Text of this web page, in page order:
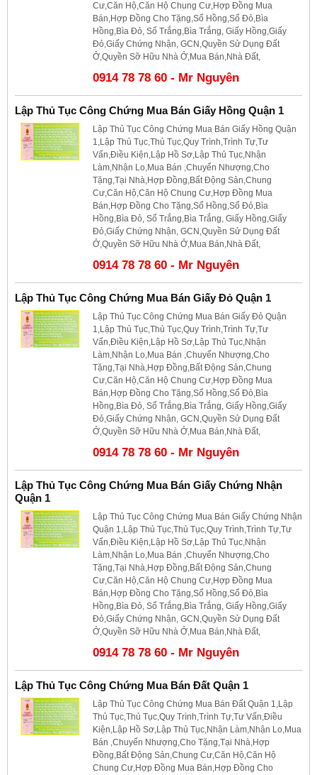
Cư,Căn Hộ,Căn Hộ Chung Cư,Hợp Đồng Mua
Bán,Hợp Đồng Cho Tặng,Sổ Hồng,Sổ Đỏ,Bìa
Hồng,Bìa Đỏ, Sổ Trắng,Bìa Trắng, Giấy Hồng,Giấy
Đỏ,Giấy Chứng Nhận, GCN,Quyền Sử Dụng Đất
Ở,Quyền Sỡ Hữu Nhà Ở,Mua Bán,Nhà Đất,
0914 78 78 60 - Mr Nguyên
Lập Thủ Tục Công Chứng Mua Bán Giấy Hồng Quận 1
Lập Thủ Tục Công Chứng Mua Bán Giấy Hồng Quận
1,Lập Thủ Tục,Thủ Tục,Quy Trình,Trình Tự,Tư
Vấn,Điều Kiện,Lập Hồ Sơ,Lập Thủ Tục,Nhận
Làm,Nhận Lo,Mua Bán ,Chuyển Nhượng,Cho
Tặng,Tại Nhà,Hợp Đồng,Bất Động Sản,Chung
Cư,Căn Hộ,Căn Hộ Chung Cư,Hợp Đồng Mua
Bán,Hợp Đồng Cho Tặng,Sổ Hồng,Sổ Đỏ,Bìa
Hồng,Bìa Đỏ, Sổ Trắng,Bìa Trắng, Giấy Hồng,Giấy
Đỏ,Giấy Chứng Nhận, GCN,Quyền Sử Dụng Đất
Ở,Quyền Sỡ Hữu Nhà Ở,Mua Bán,Nhà Đất,
0914 78 78 60 - Mr Nguyên
Lập Thủ Tục Công Chứng Mua Bán Giấy Đỏ Quận 1
Lập Thủ Tục Công Chứng Mua Bán Giấy Đỏ Quận
1,Lập Thủ Tục,Thủ Tục,Quy Trình,Trình Tự,Tư
Vấn,Điều Kiện,Lập Hồ Sơ,Lập Thủ Tục,Nhận
Làm,Nhận Lo,Mua Bán ,Chuyển Nhượng,Cho
Tặng,Tại Nhà,Hợp Đồng,Bất Động Sản,Chung
Cư,Căn Hộ,Căn Hộ Chung Cư,Hợp Đồng Mua
Bán,Hợp Đồng Cho Tặng,Sổ Hồng,Sổ Đỏ,Bìa
Hồng,Bìa Đỏ, Sổ Trắng,Bìa Trắng, Giấy Hồng,Giấy
Đỏ,Giấy Chứng Nhận, GCN,Quyền Sử Dụng Đất
Ở,Quyền Sỡ Hữu Nhà Ở,Mua Bán,Nhà Đất,
0914 78 78 60 - Mr Nguyên
Lập Thủ Tục Công Chứng Mua Bán Giấy Chứng Nhận
Quận 1
Lập Thủ Tục Công Chứng Mua Bán Giấy Chứng Nhận
Quận 1,Lập Thủ Tục,Thủ Tục,Quy Trình,Trình Tự,Tư
Vấn,Điều Kiện,Lập Hồ Sơ,Lập Thủ Tục,Nhận
Làm,Nhận Lo,Mua Bán ,Chuyển Nhượng,Cho
Tặng,Tại Nhà,Hợp Đồng,Bất Động Sản,Chung
Cư,Căn Hộ,Căn Hộ Chung Cư,Hợp Đồng Mua
Bán,Hợp Đồng Cho Tặng,Sổ Hồng,Sổ Đỏ,Bìa
Hồng,Bìa Đỏ, Sổ Trắng,Bìa Trắng, Giấy Hồng,Giấy
Đỏ,Giấy Chứng Nhận, GCN,Quyền Sử Dụng Đất
Ở,Quyền Sỡ Hữu Nhà Ở,Mua Bán,Nhà Đất,
0914 78 78 60 - Mr Nguyên
Lập Thủ Tục Công Chứng Mua Bán Đất Quận 1
Lập Thủ Tục Công Chứng Mua Bán Đất Quận 1,Lập
Thủ Tục,Thủ Tục,Quy Trình,Trình Tự,Tư Vấn,Điều
Kiện,Lập Hồ Sơ,Lập Thủ Tục,Nhận Làm,Nhận Lo,Mua
Bán ,Chuyển Nhượng,Cho Tặng,Tại Nhà,Hợp
Đồng,Bất Động Sản,Chung Cư,Căn Hộ,Căn Hộ
Chung Cư,Hợp Đồng Mua Bán,Hợp Đồng Cho